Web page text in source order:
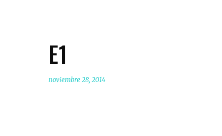
E1
noviembre 28, 2014